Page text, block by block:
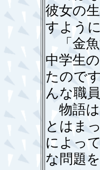
彼女の
すよう
「金魚
中学生
たので
んな職
物語は
とはま
によっ
な問題